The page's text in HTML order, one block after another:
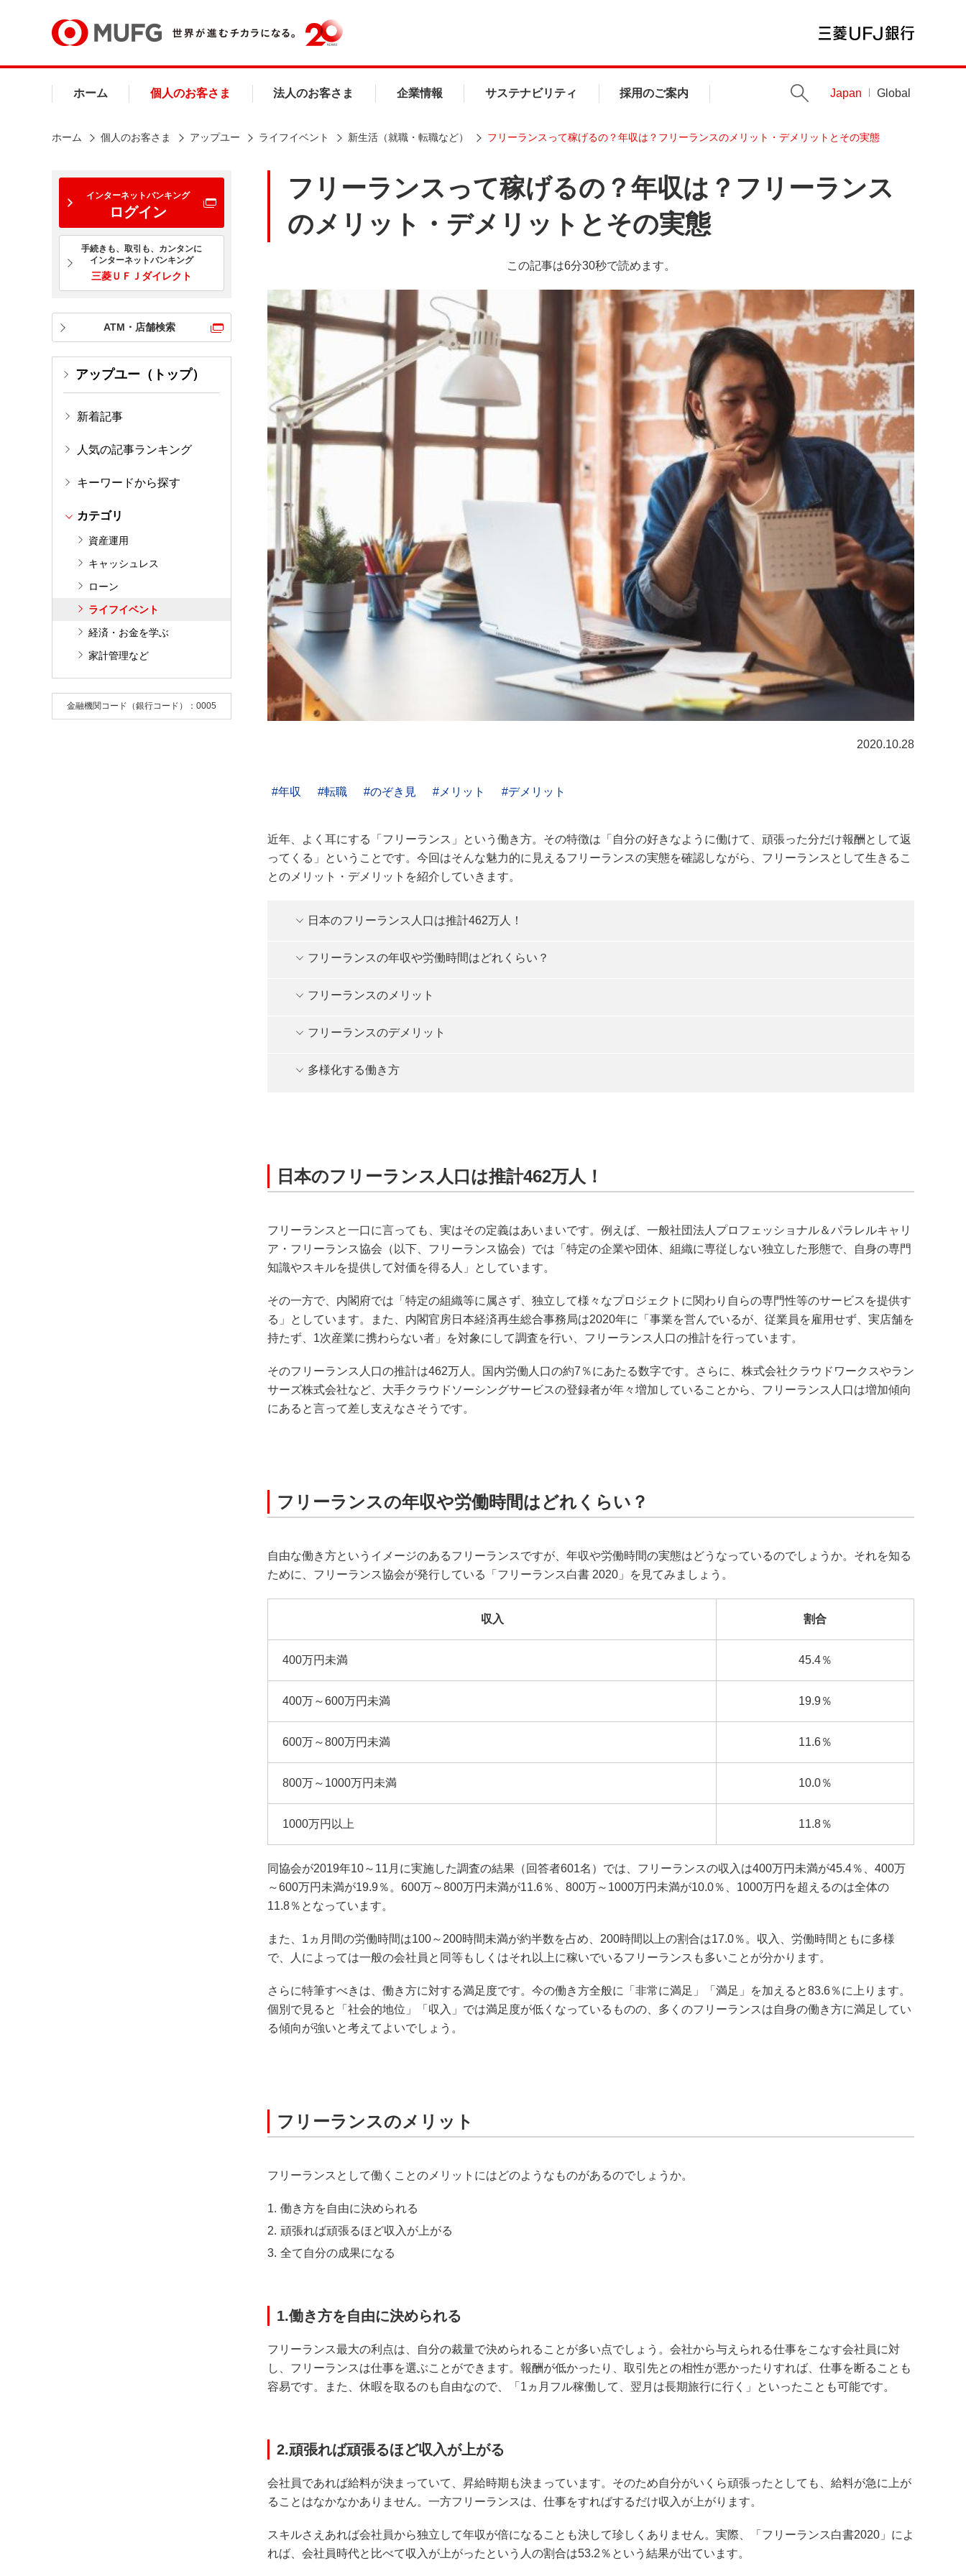
ホーム 個人のお客さま 法人のお客さま 企業情報 サステナビリティ 採用のご案内 Japan Global
ホーム 個人のお客さま アップユー ライフイベント 新生活（就職・転職など） フリーランスって稼げるの？年収は？フリーランスのメリット・デメリットとその実態
インターネットバンキング
ログイン
手続きも、取引も、カンタンに
インターネットバンキング
三菱ＵＦＪダイレクト
ATM・店舗検索
アップユー（トップ）
新着記事
人気の記事ランキング
キーワードから探す
カテゴリ
資産運用
キャッシュレス
ローン
ライフイベント
経済・お金を学ぶ
家計管理など
金融機関コード（銀行コード）：0005
フリーランスって稼げるの？年収は？フリーランス
のメリット・デメリットとその実態
この記事は6分30秒で読めます。
2020.10.28
年収 転職 のぞき見 メリット デメリット
近年、よく耳にする「フリーランス」という働き方。その特徴は「自分の好きなように働けて、頑張った分だけ報酬として返
ってくる」ということです。今回はそんな魅力的に見えるフリーランスの実態を確認しながら、フリーランスとして生きるこ
とのメリット・デメリットを紹介していきます。
日本のフリーランス人口は推計462万人！
フリーランスの年収や労働時間はどれくらい？
フリーランスのメリット
フリーランスのデメリット
多様化する働き方
日本のフリーランス人口は推計462万人！
フリーランスと一口に言っても、実はその定義はあいまいです。例えば、一般社団法人プロフェッショナル＆パラレルキャリ
ア・フリーランス協会（以下、フリーランス協会）では「特定の企業や団体、組織に専従しない独立した形態で、自身の専門
知識やスキルを提供して対価を得る人」としています。
その一方で、内閣府では「特定の組織等に属さず、独立して様々なプロジェクトに関わり自らの専門性等のサービスを提供す
る」としています。また、内閣官房日本経済再生総合事務局は2020年に「事業を営んでいるが、従業員を雇用せず、実店舗を
持たず、1次産業に携わらない者」を対象にして調査を行い、フリーランス人口の推計を行っています。
そのフリーランス人口の推計は462万人。国内労働人口の約7％にあたる数字です。さらに、株式会社クラウドワークスやラン
サーズ株式会社など、大手クラウドソーシングサービスの登録者が年々増加していることから、フリーランス人口は増加傾向
にあると言って差し支えなさそうです。
フリーランスの年収や労働時間はどれくらい？
自由な働き方というイメージのあるフリーランスですが、年収や労働時間の実態はどうなっているのでしょうか。それを知る
ために、フリーランス協会が発行している「フリーランス白書 2020」を見てみましょう。
収入 割合
400万円未満 45.4％
400万～600万円未満 19.9％
600万～800万円未満 11.6％
800万～1000万円未満 10.0％
1000万円以上 11.8％
同協会が2019年10～11月に実施した調査の結果（回答者601名）では、フリーランスの収入は400万円未満が45.4％、400万
～600万円未満が19.9％。600万～800万円未満が11.6％、800万～1000万円未満が10.0％、1000万円を超えるのは全体の
11.8％となっています。
また、1ヵ月間の労働時間は100～200時間未満が約半数を占め、200時間以上の割合は17.0％。収入、労働時間ともに多様
で、人によっては一般の会社員と同等もしくはそれ以上に稼いでいるフリーランスも多いことが分かります。
さらに特筆すべきは、働き方に対する満足度です。今の働き方全般に「非常に満足」「満足」を加えると83.6％に上ります。
個別で見ると「社会的地位」「収入」では満足度が低くなっているものの、多くのフリーランスは自身の働き方に満足してい
る傾向が強いと考えてよいでしょう。
フリーランスのメリット
フリーランスとして働くことのメリットにはどのようなものがあるのでしょうか。
働き方を自由に決められる
頑張れば頑張るほど収入が上がる
全て自分の成果になる
1.働き方を自由に決められる
フリーランス最大の利点は、自分の裁量で決められることが多い点でしょう。会社から与えられる仕事をこなす会社員に対
し、フリーランスは仕事を選ぶことができます。報酬が低かったり、取引先との相性が悪かったりすれば、仕事を断ることも
容易です。また、休暇を取るのも自由なので、「1ヵ月フル稼働して、翌月は長期旅行に行く」といったことも可能です。
2.頑張れば頑張るほど収入が上がる
会社員であれば給料が決まっていて、昇給時期も決まっています。そのため自分がいくら頑張ったとしても、給料が急に上が
ることはなかなかありません。一方フリーランスは、仕事をすればするだけ収入が上がります。
スキルさえあれば会社員から独立して年収が倍になることも決して珍しくありません。実際、「フリーランス白書2020」によ
れば、会社員時代と比べて収入が上がったという人の割合は53.2％という結果が出ています。